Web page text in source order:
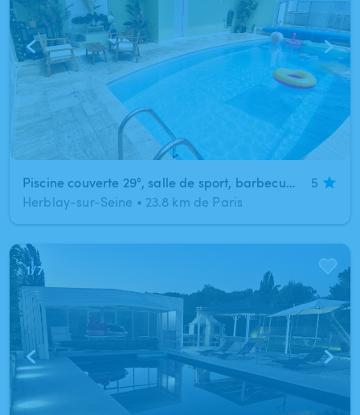
Piscine couverte 29°, salle de sport, barbecue, ping pong
5
Herblay-sur-Seine • 23.8 km de Paris
1/7